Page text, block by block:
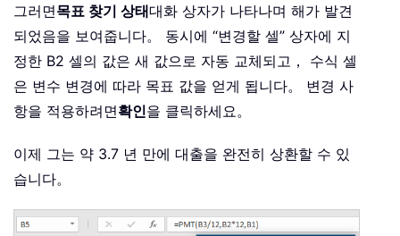
그러면목표 찾기 상태대화 상자가 나타나며 해가 발견
되었음을 보여줍니다。 동시에 “변경할 셀” 상자에 지
정한 B2 셀의 값은 새 값으로 자동 교체되고， 수식 셀
은 변수 변경에 따라 목표 값을 얻게 됩니다。 변경 사
항을 적용하려면확인을 클릭하세요。
이제 그는 약 3.7 년 만에 대출을 완전히 상환할 수 있
습니다。